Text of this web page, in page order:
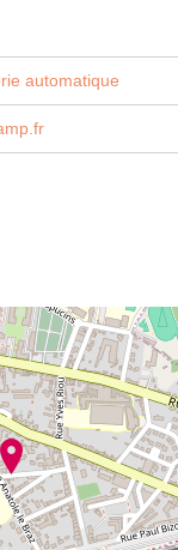
automatique